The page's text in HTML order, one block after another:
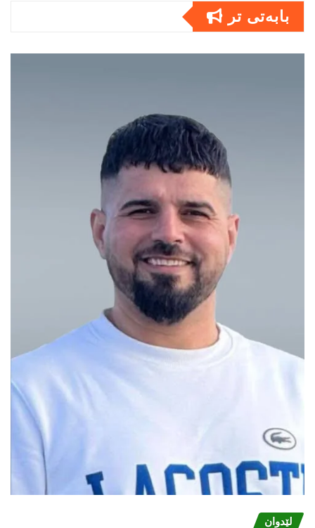
بابەتى تر
لێدوان